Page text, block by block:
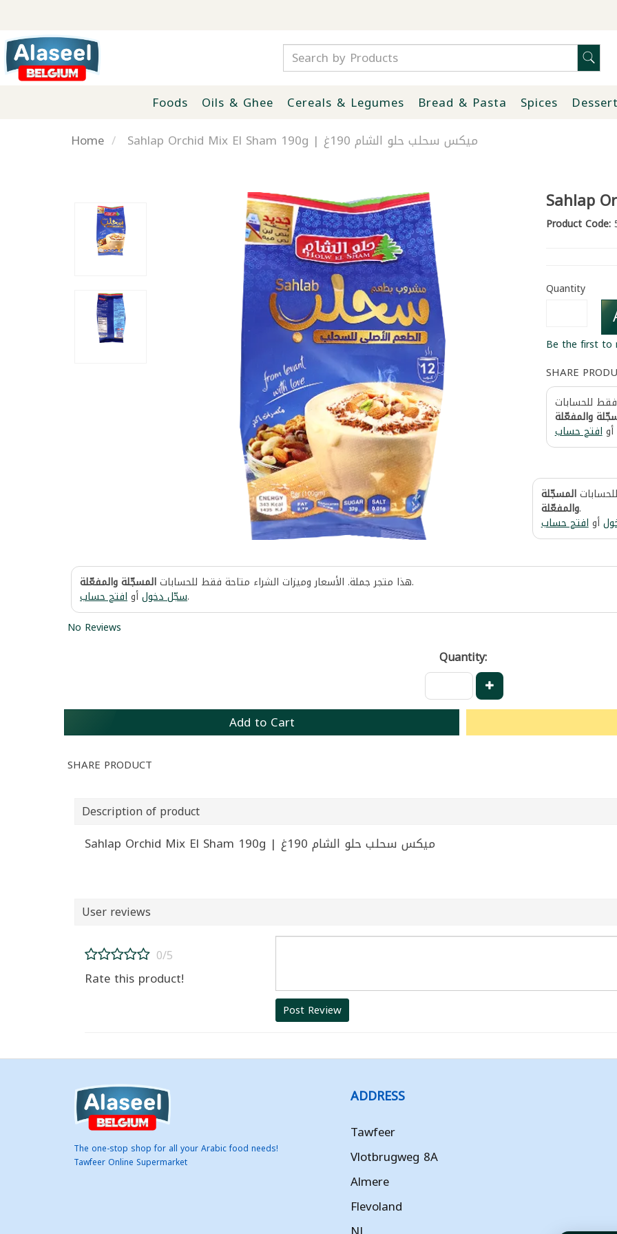
Foods Oils & Ghee Cereals & Legumes Bread & Pasta Spices
Home
Sahlap Orchid Mix El Sham 190g | ميكس سحلب حلو الشام 190غ
Sahlap
Product Code:
Quantity
Be the first to
SHARE
فقط للحسابات
والمفعّلة
أوافتح حساب
المسجّلة
والمفعّلة.
أوافتح حساب
هذا متجر جملة. الأسعار وميزات الشراء متاحة فقط للحساباتالمسجّلة والمفعّلة .
سجّل دخولأوافتح حساب
.
No Reviews
Quantity:
Add to Cart
SHARE PRODUCT
Description of product
Sahlap Orchid Mix El Sham 190g | ميكس سحلب حلو الشام 190غ
User reviews
0/5
Rate this product!
Post Review
The one-stop shop for all your Arabic food needs!
Tawfeer Online Supermarket
ADDRESS
Tawfeer
Vlotbrugweg 8A
Almere
Flevoland